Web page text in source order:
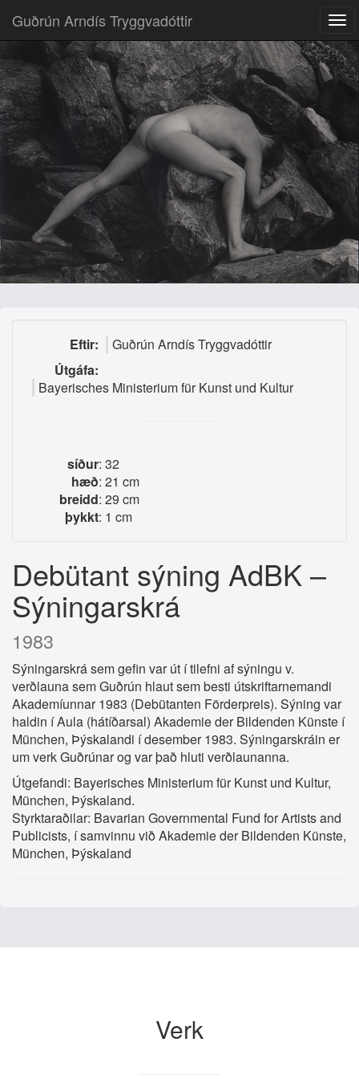
Guðrún Arndís Tryggvadóttir
Eftir:
Guðrún Arndís Tryggvadóttir
Útgáfa:
Bayerisches Ministerium für Kunst und Kultur
síður: 32
hæð: 21 cm
breidd: 29 cm
þykkt: 1 cm
Debütant sýning AdBK –
Sýningarskrá
1983
Sýningarskrá sem gefin var út í tilefni af sýningu v.
verðlauna sem Guðrún hlaut sem besti útskriftarnemandi
Akademíunnar 1983 (Debütanten Förderpreis). Sýning var
haldin í Aula (hátíðarsal) Akademie der Bildenden Künste í
München, Þýskalandi í desember 1983. Sýningarskráin er
um verk Guðrúnar og var það hluti verðlaunanna.
Útgefandi: Bayerisches Ministerium für Kunst und Kultur,
München, Þýskaland.
Styrktaraðilar: Bavarian Governmental Fund for Artists and
Publicists, í samvinnu við Akademie der Bildenden Künste,
München, Þýskaland
Verk